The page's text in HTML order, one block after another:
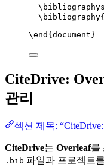
\bibliography
\end { document }
CiteDrive:
관리
섹션 제목:
CiteDrive는 Overleaf를
.bib 파일과 프로젝트